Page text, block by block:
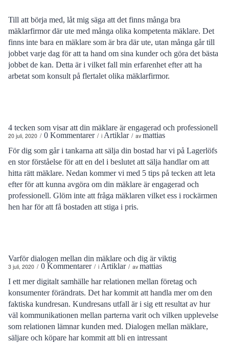
Till att börja med, låt mig säga att det finns många bra
mäklarfirmor där ute med många olika kompetenta mäklare. Det
finns inte bara en mäklare som är bra där ute, utan många går till
jobbet varje dag för att ta hand om sina kunder och göra det bästa
jobbet de kan. Detta är i vilket fall min erfarenhet efter att ha
arbetat som konsult på flertalet olika mäklarfirmor.
4 tecken som visar att din mäklare är engagerad och professionell
20 juli, 2020 / 0 Kommentarer / i Artiklar / av mattias
För dig som går i tankarna att sälja din bostad har vi på Lagerlöfs
en stor förståelse för att en del i beslutet att sälja handlar om att
hitta rätt mäklare. Nedan kommer vi med 5 tips på tecken att leta
efter för att kunna avgöra om din mäklare är engagerad och
professionell. Glöm inte att fråga mäklaren vilket ess i rockärmen
hen har för att få bostaden att stiga i pris.
Varför dialogen mellan din mäklare och dig är viktig
3 juli, 2020 / 0 Kommentarer / i Artiklar / av mattias
I ett mer digitalt samhälle har relationen mellan företag och
konsumenter förändrats. Det har kommit att handla mer om den
faktiska kundresan. Kundresans utfall är i sig ett resultat av hur
väl kommunikationen mellan parterna varit och vilken upplevelse
som relationen lämnar kunden med. Dialogen mellan mäklare,
säljare och köpare har kommit att bli en intressant